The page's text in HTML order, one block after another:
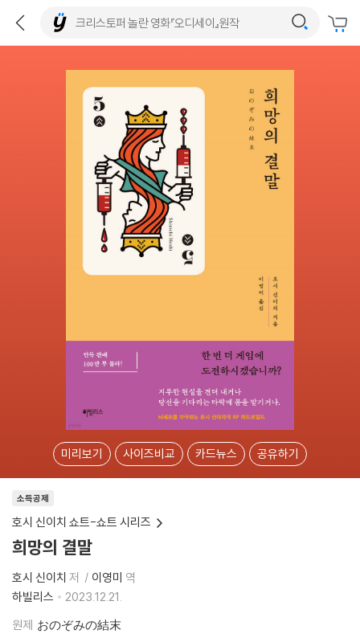
미리보기 사이즈비교 카드뉴스 공유하기
소득공제
호시 신이치 쇼트-쇼트 시리즈
희망의 결말
호시 신이치 저 이영미 역
하빌리스
2023.12.21.
원제 おのぞみの結末